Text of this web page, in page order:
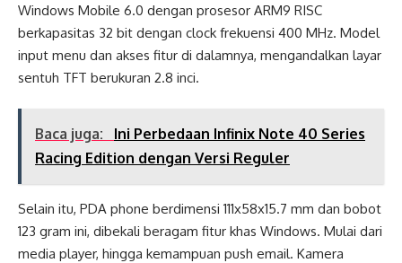
Windows Mobile 6.0 dengan prosesor ARM9 RISC
berkapasitas 32 bit dengan clock frekuensi 400 MHz. Model
input menu dan akses fitur di dalamnya, mengandalkan layar
sentuh TFT berukuran 2.8 inci.
Baca juga:
Ini Perbedaan Infinix Note 40 Series
Racing Edition dengan Versi Reguler
Selain itu, PDA phone berdimensi 111x58x15.7 mm dan bobot
123 gram ini, dibekali beragam fitur khas Windows. Mulai dari
media player, hingga kemampuan push email. Kamera